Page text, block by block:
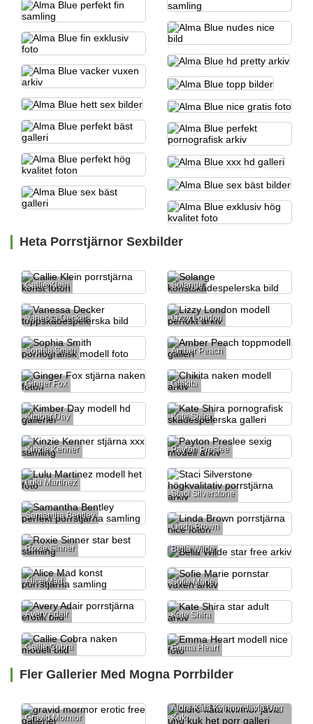
Heta Porrstjärnor Sexbilder
Callie Klein Solange
Vanessa Decker Lizzy London
Sophia Smith Amber Peach
Ginger Fox Chikita
Kimber Day Kate Shira
Kinzie Kenner Payton Preslee
Lulu Martinez
Staci Silverstone
Samantha Bentley
Linda Brown
Roxie Sinner Bella Wilde
Alice Mad Sofie Marie
Avery Adair Kate Shira
Callie Cobra Emma Heart
Fler Gallerier Med Mogna Porrbilder
Gravid Mormor
Äldre Kåta Kvinnor Jävla Ung
Kuk